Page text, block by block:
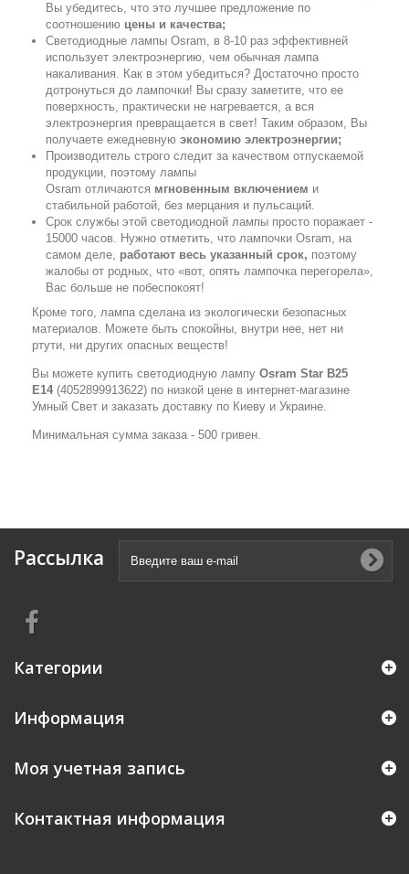
Вы убедитесь, что это лучшее предложение по
соотношению цены и качества;
Светодиодные лампы Osram, в 8-10 раз эффективней
использует электроэнергию, чем обычная лампа
накаливания. Как в этом убедиться? Достаточно просто
дотронуться до лампочки! Вы сразу заметите, что ее
поверхность, практически не нагревается, а вся
электроэнергия превращается в свет! Таким образом, Вы
получаете ежедневную экономию электроэнергии;
Производитель строго следит за качеством отпускаемой
продукции, поэтому лампы
Osram отличаются мгновенным включением и
стабильной работой, без мерцания и пульсаций.
Срок службы этой светодиодной лампы просто поражает -
15000 часов. Нужно отметить, что лампочки Osram, на
самом деле, работают весь указанный срок, поэтому
жалобы от родных, что «вот, опять лампочка перегорела»,
Вас больше не побеспокоят!
Кроме того, лампа сделана из экологически безопасных
материалов. Можете быть спокойны, внутри нее, нет ни
ртути, ни других опасных веществ!
Вы можете купить светодиодную лампу Osram Star B25
Е14 (4052899913622) по низкой цене в интернет-магазине
Умный Свет и заказать доставку по Киеву и Украине.
Минимальная сумма заказа - 500 гривен.
Рассылка
Категории
Информация
Моя учетная запись
Контактная информация